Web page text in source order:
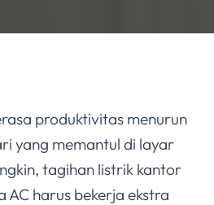
produktivitas menurun
yang memantul di layar
tagihan listrik kantor
AC harus bekerja ekstra